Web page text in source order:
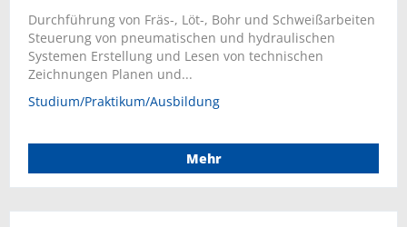
Durchführung von Fräs-, Löt-, Bohr und Schweißarbeiten
Steuerung von pneumatischen und hydraulischen
Systemen Erstellung und Lesen von technischen
Zeichnungen Planen und...
Studium/Praktikum/Ausbildung
Mehr